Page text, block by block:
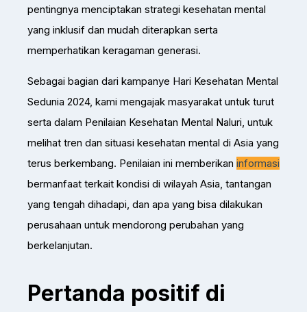
pentingnya menciptakan strategi kesehatan mental
yang inklusif dan mudah diterapkan serta
memperhatikan keragaman generasi.
Sebagai bagian dari kampanye Hari Kesehatan Mental
Sedunia 2024, kami mengajak masyarakat untuk turut
serta dalam Penilaian Kesehatan Mental Naluri, untuk
melihat tren dan situasi kesehatan mental di Asia yang
terus berkembang. Penilaian ini memberikan informasi
bermanfaat terkait kondisi di wilayah Asia, tantangan
yang tengah dihadapi, dan apa yang bisa dilakukan
perusahaan untuk mendorong perubahan yang
berkelanjutan.
Pertanda positif di